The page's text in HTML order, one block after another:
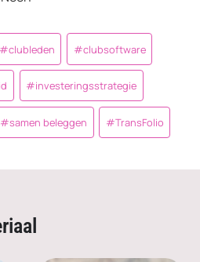
Post
Tags:
#clubleden #clubsoftware
#investeringsstrategie
#samen beleggen #TransFolio